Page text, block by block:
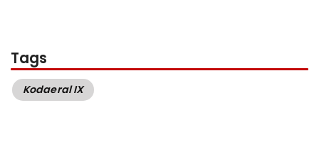
Tags
Kodaeral IX